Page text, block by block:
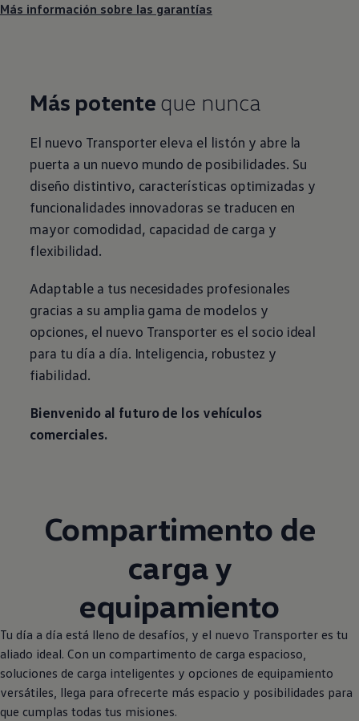
Más información sobre las garantías
Más potente que nunca
El nuevo Transportereleva el listón y abre la
puerta a un nuevo mundo de posibilidades. Su
diseño distintivo, características optimizadas y
funcionalidades innovadoras se traducen en
mayor comodidad, capacidad de carga y
flexibilidad.
Adaptable a tus necesidades profesionales
gracias a su amplia gama de modelos y
opciones, el nuevo Transporter es el socio ideal
para tu día a día. Inteligencia, robustez y
fiabilidad.
Bienvenido al futuro de los vehículos
comerciales.
Compartimento de
carga y
equipamiento
Tu día a día está lleno de desafíos, y el nuevo Transporter es tu
aliado ideal. Con un compartimento de carga espacioso,
soluciones de carga inteligentes y opciones de equipamiento
versátiles, llega para ofrecerte más espacio y posibilidades para
que cumplas todas tus misiones.